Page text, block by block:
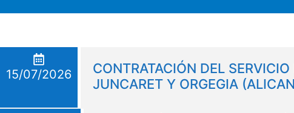
15/07/2026
CONTRATACIÓN DEL
JUNCARET Y ORGEGIA